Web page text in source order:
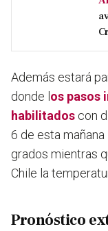
Además estará
donde l os pasos
habilitados con
6 de esta
grados mientras
Chile la
Pronóstico